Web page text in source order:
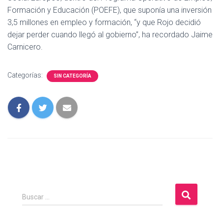
Formación y Educación (POEFE), que suponía una inversión
3,5 millones en empleo y formación, “y que Rojo decidió
dejar perder cuando llegó al gobierno”, ha recordado Jaime
Carnicero.
Categorías: SIN CATEGORÍA
B
u
Buscar …